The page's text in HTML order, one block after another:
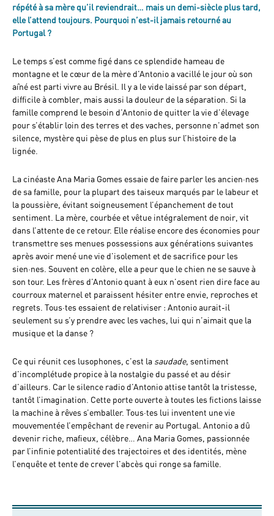
répété à sa mère qu’il reviendrait… mais un demi-siècle plus tard,
elle l’attend toujours. Pourquoi n’est-il jamais retourné au
Portugal ?
Le temps s’est comme figé dans ce splendide hameau de
montagne et le cœur de la mère d’Antonio a vacillé le jour où son
aîné est parti vivre au Brésil. Il y a le vide laissé par son départ,
difficile à combler, mais aussi la douleur de la séparation. Si la
famille comprend le besoin d’Antonio de quitter la vie d’élevage
pour s’établir loin des terres et des vaches, personne n’admet son
silence, mystère qui pèse de plus en plus sur l’histoire de la
lignée.
La cinéaste Ana Maria Gomes essaie de faire parler les ancien·nes
de sa famille, pour la plupart des taiseux marqués par le labeur et
la poussière, évitant soigneusement l’épanchement de tout
sentiment. La mère, courbée et vêtue intégralement de noir, vit
dans l’attente de ce retour. Elle réalise encore des économies pour
transmettre ses menues possessions aux générations suivantes
après avoir mené une vie d’isolement et de sacrifice pour les
sien·nes. Souvent en colère, elle a peur que le chien ne se sauve à
son tour. Les frères d’Antonio quant à eux n’osent rien dire face au
courroux maternel et paraissent hésiter entre envie, reproches et
regrets. Tous·tes essaient de relativiser : Antonio aurait-il
seulement su s’y prendre avec les vaches, lui qui n’aimait que la
musique et la danse ?
Ce qui réunit ces lusophones, c’est la saudade, sentiment
d’incomplétude propice à la nostalgie du passé et au désir
d’ailleurs. Car le silence radio d’Antonio attise tantôt la tristesse,
tantôt l’imagination. Cette porte ouverte à toutes les fictions laisse
la machine à rêves s’emballer. Tous·tes lui inventent une vie
mouvementée l’empêchant de revenir au Portugal. Antonio a dû
devenir riche, mafieux, célèbre… Ana Maria Gomes, passionnée
par l’infinie potentialité des trajectoires et des identités, mène
l’enquête et tente de crever l'abcès qui ronge sa famille.